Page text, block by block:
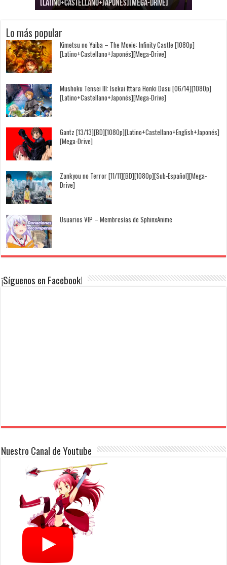
[Latino+Castellano+Japonés][Mega-Drive]
[Latino+Japonés][Mega-Drive]
[Latino+Castellano+Japonés][Mega-Drive]
[1080p][Sub-Español][Mega-Drive]
[Castellano+English+Japonés][Mega-Drive]
[1080p][Sub-Español][Mega-Drive]
Lo más popular
Kimetsu no Yaiba – The Movie: Infinity Castle [1080p]
[Latino+Castellano+Japonés][Mega-Drive]
Mushoku Tensei III: Isekai Ittara Honki Dasu [06/14][1080p]
[Latino+Castellano+Japonés][Mega-Drive]
Gantz [13/13][BD][1080p][Latino+Castellano+English+Japonés]
[Mega-Drive]
Zankyou no Terror [11/11][BD][1080p][Sub-Español][Mega-
Drive]
Usuarios VIP – Membresías de SphinxAnime
¡Síguenos en Facebook!
Nuestro Canal de Youtube